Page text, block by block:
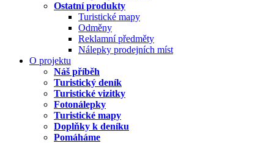
Ostatní produkty
Turistické mapy
Odměny
Reklamní předměty
Nálepky prodejních míst
O projektu
Náš příběh
Turistický deník
Turistické vizitky
Fotonálepky
Turistické mapy
Doplňky k deníku
Pomáháme